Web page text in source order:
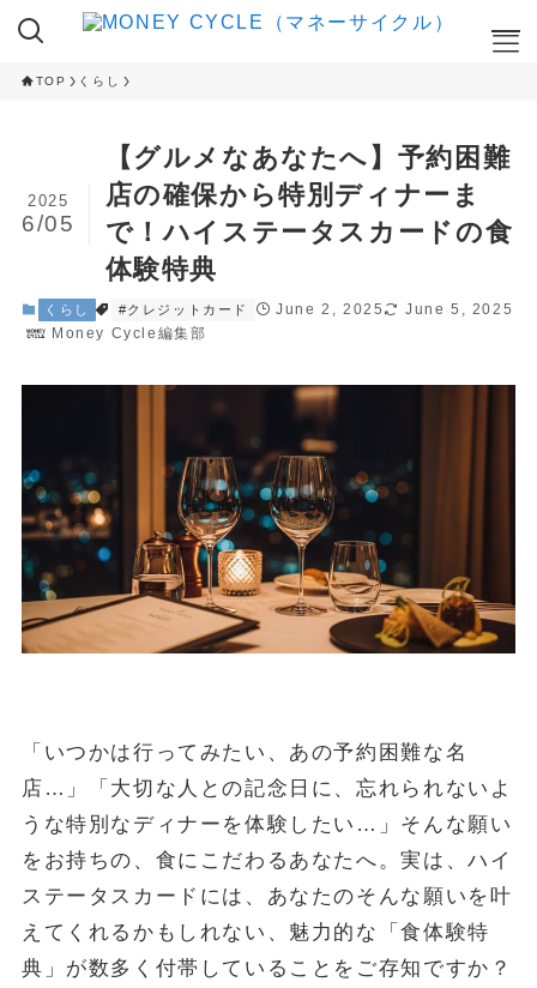
ここが知りたい
iDeCo
RANKING
クレカ積立ランキング
NISA 投資信託ランキング
ハイステータスカード 入会キャンペーン
ネット証券 新規口座開設キャンペーン
CAMPAIGN
金・プラチナ買取相場
Vintage Watch Market
etc.
NEW
50代・60代の健康投資｜株主優待で「外出のきっかけ」を作る5
銘柄
ヴィンテージウォッチを「資産」として持つという選択
TOP くらし
【グルメなあなたへ】予約困難
店の確保から特別ディナーま
で！ハイステータスカードの食
体験特典
2025
6/05
くらし #クレジットカード June 2, 2025
June 5, 2025
Money Cycle編集部
「いつかは行ってみたい、あの予約困難な名
店…」「大切な人との記念日に、忘れられないよ
うな特別なディナーを体験したい…」そんな願い
をお持ちの、食にこだわるあなたへ。実は、ハイ
ステータスカードには、あなたのそんな願いを叶
えてくれるかもしれない、魅力的な「食体験特
典」が数多く付帯していることをご存知ですか？